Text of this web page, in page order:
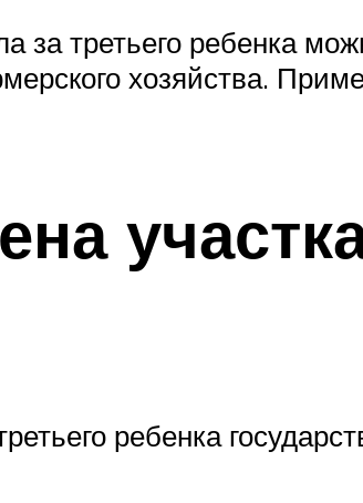
за третьего ребенка
хозяйства.
ребенка